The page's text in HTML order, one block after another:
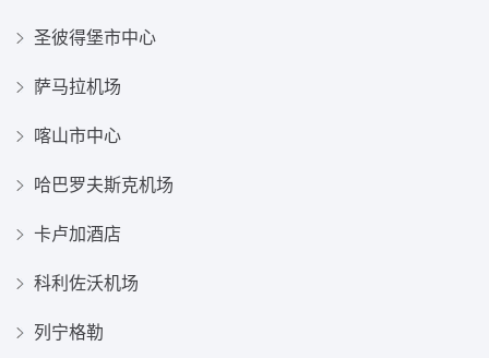
圣彼得堡市中心
萨马拉机场
喀山市中心
哈巴罗夫斯克机场
卡卢加酒店
科利佐沃机场
列宁格勒